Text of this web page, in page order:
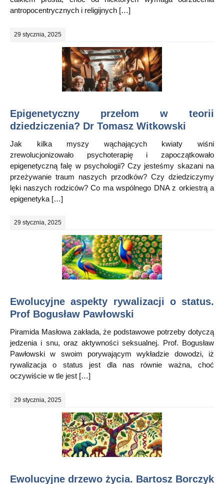
antropocentrycznych i religijnych […]
29 stycznia, 2025
Epigenetyczny przełom w teorii
dziedziczenia? Dr Tomasz Witkowski
Jak kilka myszy wąchających kwiaty wiśni
zrewolucjonizowało psychoterapię i zapoczątkowało
epigenetyczną falę w psychologii? Czy jesteśmy skazani na
przeżywanie traum naszych przodków? Czy dziedziczymy
lęki naszych rodziców? Co ma wspólnego DNA z orkiestrą a
epigenetyka […]
29 stycznia, 2025
Ewolucyjne aspekty rywalizacji o status.
Prof Bogusław Pawłowski
Piramida Masłowa zakłada, że podstawowe potrzeby dotyczą
jedzenia i snu, oraz aktywności seksualnej. Prof. Bogusław
Pawłowski w swoim porywającym wykładzie dowodzi, iż
rywalizacja o status jest dla nas równie ważna, choć
oczywiście w tle jest […]
29 stycznia, 2025
Ewolucyjne drzewo życia. Bartosz Borczyk